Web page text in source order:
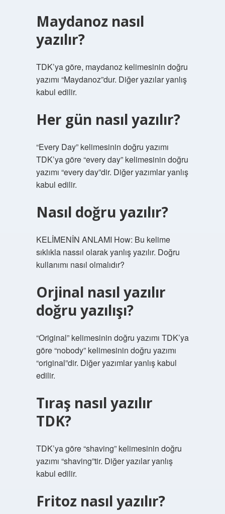
Maydanoz nasıl
yazılır?
TDK’ya göre, maydanoz kelimesinin doğru
yazımı “Maydanoz”dur. Diğer yazılar yanlış
kabul edilir.
Her gün nasıl yazılır?
“Every Day” kelimesinin doğru yazımı
TDK’ya göre “every day” kelimesinin doğru
yazımı “every day”dir. Diğer yazımlar yanlış
kabul edilir.
Nasıl doğru yazılır?
KELİMENİN ANLAMI How: Bu kelime
sıklıkla nassıl olarak yanlış yazılır. Doğru
kullanımı nasıl olmalıdır?
Orjinal nasıl yazılır
doğru yazılışı?
“Original” kelimesinin doğru yazımı TDK’ya
göre “nobody” kelimesinin doğru yazımı
“original”dir. Diğer yazımlar yanlış kabul
edilir.
Tıraş nasıl yazılır
TDK?
TDK’ya göre “shaving” kelimesinin doğru
yazımı “shaving”tir. Diğer yazılar yanlış
kabul edilir.
Fritoz nasıl yazılır?